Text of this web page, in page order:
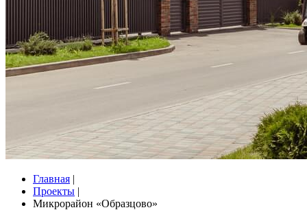
Главная |
Проекты |
Микрорайон «Образцово»